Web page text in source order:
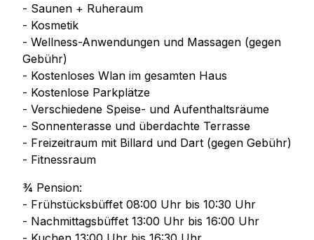
- Saunen + Ruheraum
- Kosmetik
- Wellness-Anwendungen und Massagen (gegen
Gebühr)
- Kostenloses Wlan im gesamten Haus
- Kostenlose Parkplätze
- Verschiedene Speise- und Aufenthaltsräume
- Sonnenterasse und überdachte Terrasse
- Freizeitraum mit Billard und Dart (gegen Gebühr)
- Fitnessraum
¾ Pension:
- Frühstücksbüffet 08:00 Uhr bis 10:30 Uhr
- Nachmittagsbüffet 13:00 Uhr bis 16:00 Uhr